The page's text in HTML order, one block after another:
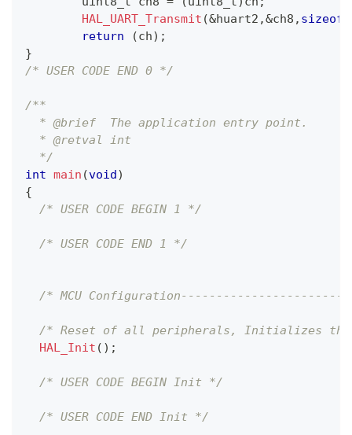
HAL_UART_Transmit (&huart2 ,&ch8 , sizeof
return
(ch) ;
}
/* USER CODE END 0 */
/**
  * @brief  The application entry point.
  * @retval int
  */
int main (void )
{
/* USER CODE BEGIN 1 */
/* USER CODE END 1 */
/* MCU
/* Reset of all peripherals, Initializes the
HAL_Init ( ) ;
/* USER CODE BEGIN Init */
/* USER CODE END Init */